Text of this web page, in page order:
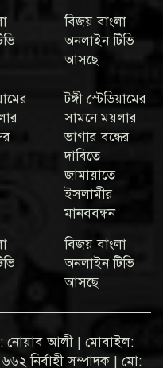
বিজয় বাংলা
অনলাইন টিভি
আসছে
টঙ্গী স্টেডিয়ামের
সামনে ময়লার
ভাগার বন্ধের
দাবিতে
জামায়াতে
ইসলামীর
মানববন্ধন
বিজয় বাংলা
অনলাইন টিভি
আসছে
নোয়াব আলী | মোবাইল:
নির্বাহী সম্পাদক | মো: